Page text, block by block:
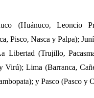
(Huánuco, Leoncio
Pisco, Nasca y Palpa);
Libertad (Trujillo,
Virú); Lima (Barranca,
y Pasco (Pasco y